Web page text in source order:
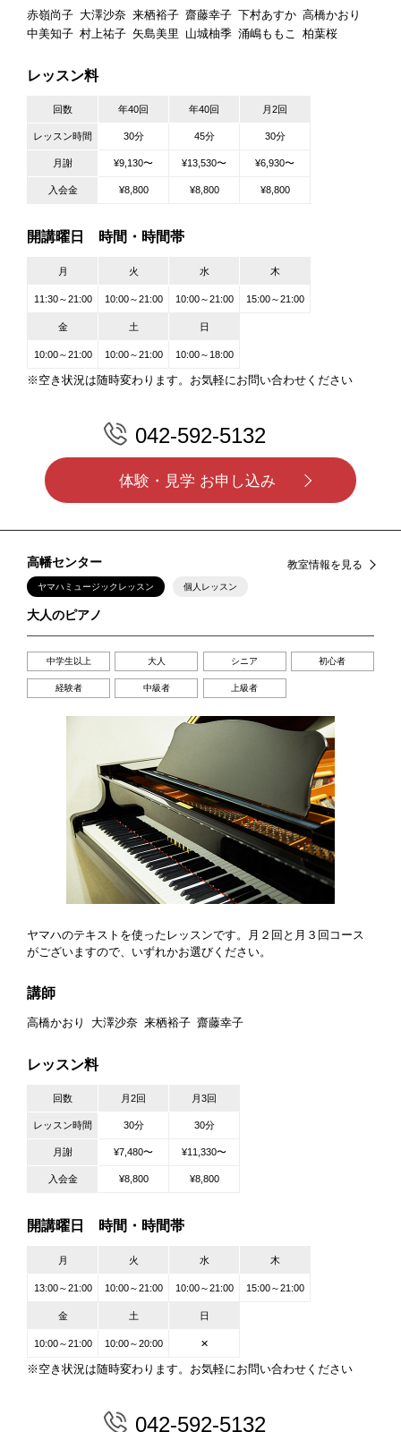
赤嶺尚子 大澤沙奈 来栖裕子 齋藤幸子 下村あすか 高橋かおり
中美知子 村上祐子 矢島美里 山城柚季 涌嶋ももこ 柏葉桜
レッスン料
回数 年40回 年40回 月2回
レッスン時間 30分 45分 30分
月謝 ¥9,130〜 ¥13,530〜 ¥6,930〜
入会金 ¥8,800 ¥8,800 ¥8,800
開講曜日 時間・時間帯
月 火 水 木
11:30～21:00 10:00～21:00 10:00～21:00 15:00～21:00
金 土 日
10:00～21:00 10:00～21:00 10:00～18:00
※空き状況は随時変わります。お気軽にお問い合わせください
042-592-5132
体験・見学 お申し込み
高幡センター 教室情報を見る
ヤマハミュージックレッスン 個人レッスン
大人のピアノ
中学生以上 大人 シニア 初心者
経験者 中級者 上級者
ヤマハのテキストを使ったレッスンです。月２回と月３回コース
がございますので、いずれかお選びください。
講師
高橋かおり 大澤沙奈 来栖裕子 齋藤幸子
レッスン料
回数 月2回 月3回
レッスン時間 30分 30分
月謝 ¥7,480〜 ¥11,330〜
入会金 ¥8,800 ¥8,800
開講曜日 時間・時間帯
月 火 水 木
13:00～21:00 10:00～21:00 10:00～21:00 15:00～21:00
金 土 日
10:00～21:00 10:00～20:00 ✕
※空き状況は随時変わります。お気軽にお問い合わせください
042-592-5132